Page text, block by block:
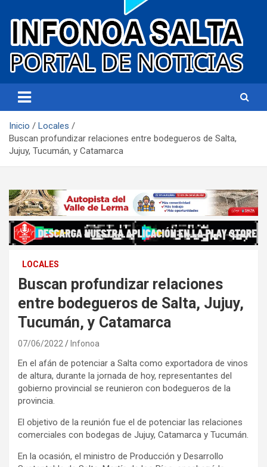
Infonoa Salta
Inicio
Locales
Buscan profundizar relaciones entre bodegueros de Salta,
Jujuy, Tucumán, y Catamarca
LOCALES
Buscan profundizar relaciones
entre bodegueros de Salta, Jujuy,
Tucumán, y Catamarca
07/06/2022 Infonoa
En el afán de potenciar a Salta como exportadora de vinos
de altura, durante la jornada de hoy, representantes del
gobierno provincial se reunieron con bodegueros de la
provincia.
El objetivo de la reunión fue el de potenciar las relaciones
comerciales con bodegas de Jujuy, Catamarca y Tucumán.
En la ocasión, el ministro de Producción y Desarrollo